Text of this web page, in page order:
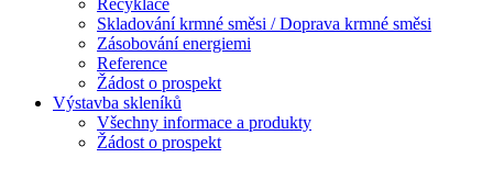
Recyklace
Skladování krmné směsi / Doprava krmné směsi
Zásobování energiemi
Reference
Žádost o prospekt
Výstavba skleníků
Všechny informace a produkty
Žádost o prospekt